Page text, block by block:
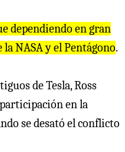
dependiendo en gran
NASA y el Pentágono.
de Tesla, Ross
en la
se desató el conflicto